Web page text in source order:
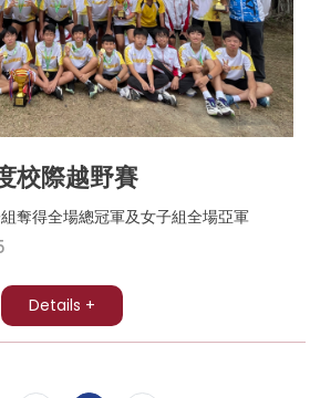
際越野賽
奪得全場總冠軍及女子組全場亞軍
Details +